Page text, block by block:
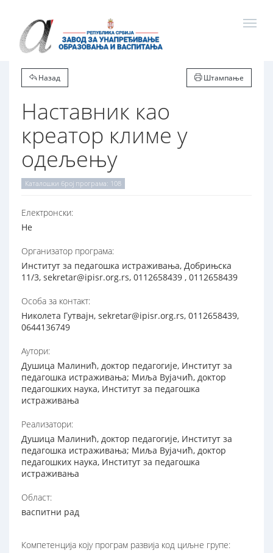
Назад Штампање
Наставник као
креатор климе у
одељењу
Каталошки број програма: 108
Електронски:
Не
Организатор програма:
Институт за педагошка истраживања, Добрињска
11/3, sekretar@ipisr.org.rs, 0112658439 , 0112658439
Особа за контакт:
Николета Гутвајн, sekretar@ipisr.org.rs, 0112658439,
0644136749
Аутори:
Душица Малинић, доктор педагогије, Институт за
педагошка истраживања; Миља Вујачић, доктор
педагошких наука, Институт за педагошка
истраживања
Реализатори:
Душица Малинић, доктор педагогије, Институт за
педагошка истраживања; Миља Вујачић, доктор
педагошких наука, Институт за педагошка
истраживања
Област:
васпитни рад
Компетенција коју програм развија код циљне групе: